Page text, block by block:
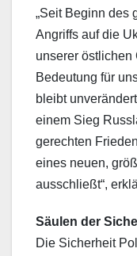
„Seit Beginn des
Angriffs auf die
unserer östlichen
Bedeutung für
bleibt
einem Sieg
gerechten
eines neuen,
ausschließt“,
Säulen der
Die Sicherheit